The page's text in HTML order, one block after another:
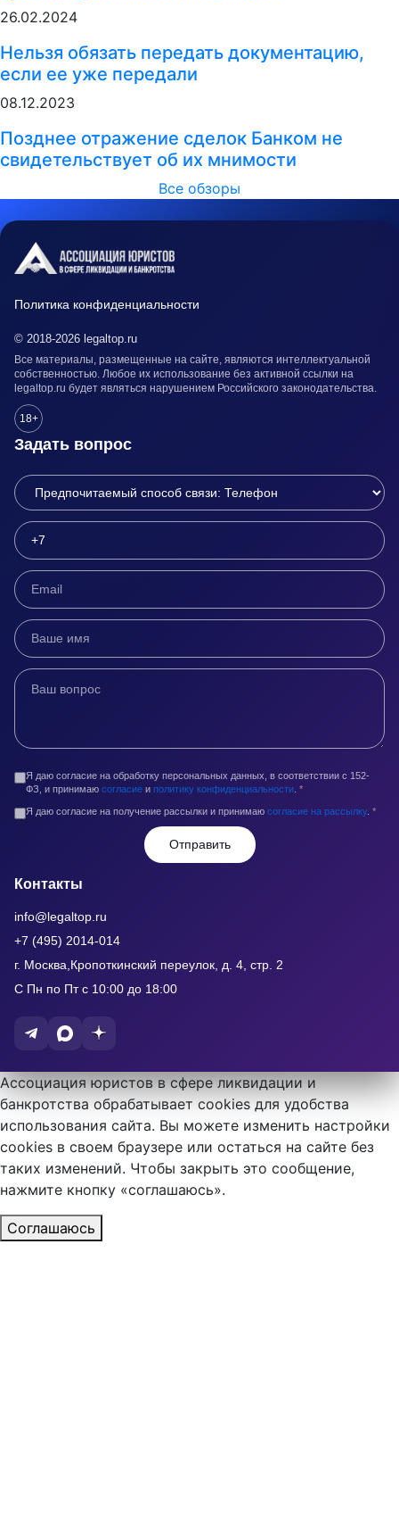
26.02.2024
Нельзя обязать передать документацию,
если ее уже передали
08.12.2023
Позднее отражение сделок Банком не
свидетельствует об их мнимости
Все обзоры
Политика конфиденциальности
© 2018-2026 legaltop.ru
Все материалы, размещенные на сайте, являются интеллектуальной
собственностью. Любое их использование без активной ссылки на
legaltop.ru будет являться нарушением Российского законодательства.
18+
Задать вопрос
Я даю согласие на обработку персональных данных, в соответствии с 152-
ФЗ, и принимаю согласие и политику конфиденциальности *
Я даю согласие на получение рассылки и принимаю согласие на рассылку. *
Отправить
Контакты
info@legaltop.ru
+7 (495) 2014-014
г. Москва,Кропоткинский переулок, д. 4, стр. 2
С Пн по Пт с 10:00 до 18:00
Ассоциация юристов в сфере ликвидации и
банкротства обрабатывает cookies для удобства
использования сайта. Вы можете изменить настройки
cookies в своем браузере или остаться на сайте без
таких изменений. Чтобы закрыть это сообщение,
нажмите кнопку «соглашаюсь».
Соглашаюсь